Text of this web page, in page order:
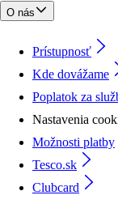
O nás
Prístupnosť
Kde dovážame
Poplatok za
Nastavenia
Možnosti platby
Tesco.sk
Clubcard